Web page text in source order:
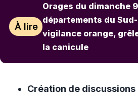
À lire
Orages du dimanche
départements du
vigilance orange,
la canicule
Création de